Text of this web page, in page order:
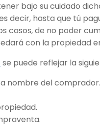
bajo su cuidado
decir, hasta que tú
casos, de no poder
con la propiedad
se puede reflejar la
nombre del